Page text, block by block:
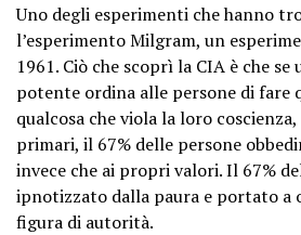
Uno degli esperimenti che hanno
l’esperimento Milgram, un
1961. Ciò che scoprì la CIA è che
potente ordina alle persone di fare
qualcosa che viola la loro
primari, il 67% delle persone
invece che ai propri valori. Il 67%
ipnotizzato dalla paura e portato a
figura di autorità.